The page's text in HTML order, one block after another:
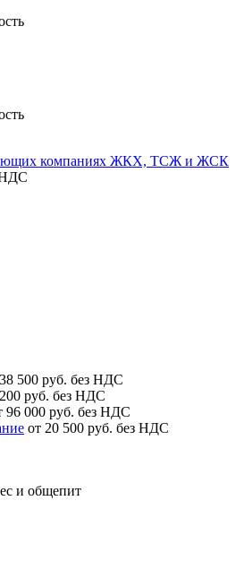
компаниях ЖКХ, ТСЖ и ЖСК
НДС
500 руб. без НДС
руб. без НДС
96 000 руб. без НДС
от 20 500 руб. без НДС
и общепит